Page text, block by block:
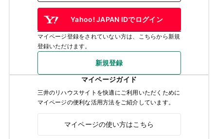
Yahoo! JAPAN IDでログイン
マイページ登録をされていない方は、こちらから新規
登録いただけます。
新規登録
マイページガイド
三井のリハウスサイトを快適にご利用いただくために
マイページの便利な活用方法をご紹介しています。
マイページの使い方はこちら